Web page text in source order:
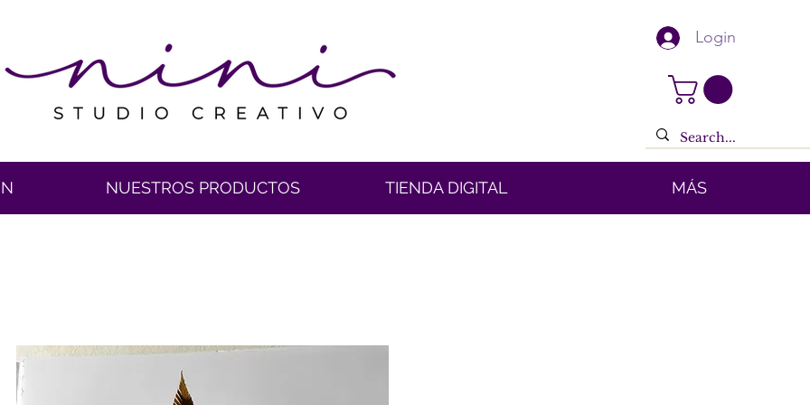
Login
NUESTROS PRODUCTOS TIENDA DIGITAL MÁS